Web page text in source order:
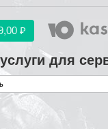
₽
для